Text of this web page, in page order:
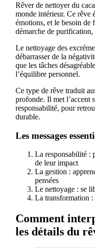
Rêver de nettoyer du
monde intérieur. Ce rêve
émotions, et le besoin de
démarche de
Le nettoyage des
débarrasser de la
que les tâches
l’équilibre personnel.
Ce type de rêve traduit
profonde. Il met l’accent
responsabilité, pour
durable.
Les messages
La responsabilité :
de leur impact
La gestion :
pensées
Le nettoyage : se
La transformation
Comment
les détails du